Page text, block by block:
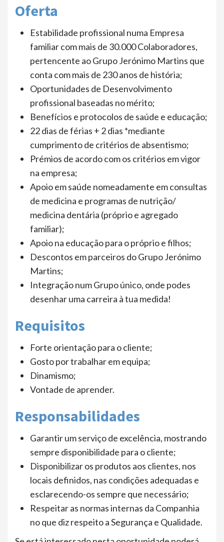
Oferta
Estabilidade profissional numa Empresa
familiar com mais de 30.000 Colaboradores,
pertencente ao Grupo Jerónimo Martins que
conta com mais de 230 anos de história;
Oportunidades de Desenvolvimento
profissional baseadas no mérito;
Benefícios e protocolos de saúde e educação;
22 dias de férias + 2 dias *mediante
cumprimento de critérios de absentismo;
Prémios de acordo com os critérios em vigor
na empresa;
Apoio em saúde nomeadamente em consultas
de medicina e programas de nutrição/
medicina dentária (próprio e agregado
familiar);
Apoio na educação para o próprio e filhos;
Descontos em parceiros do Grupo Jerónimo
Martins;
Integração num Grupo único, onde podes
desenhar uma carreira à tua medida!
Requisitos
Forte orientação para o cliente;
Gosto por trabalhar em equipa;
Dinamismo;
Vontade de aprender.
Responsabilidades
Garantir um serviço de excelência, mostrando
sempre disponibilidade para o cliente;
Disponibilizar os produtos aos clientes, nos
locais definidos, nas condições adequadas e
esclarecendo-os sempre que necessário;
Respeitar as normas internas da Companhia
no que diz respeito a Segurança e Qualidade.